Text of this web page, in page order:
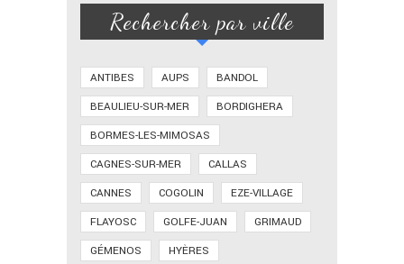
Rechercher par ville
ANTIBES AUPS
BANDOL
BEAULIEU-SUR-MER
BORDIGHERA
BORMES-LES-MIMOSAS
CAGNES-SUR-MER
CALLAS
CANNES
COGOLIN
EZE-VILLAGE
FLAYOSC
GOLFE-JUAN
GRIMAUD
GÉMENOS
HYÈRES